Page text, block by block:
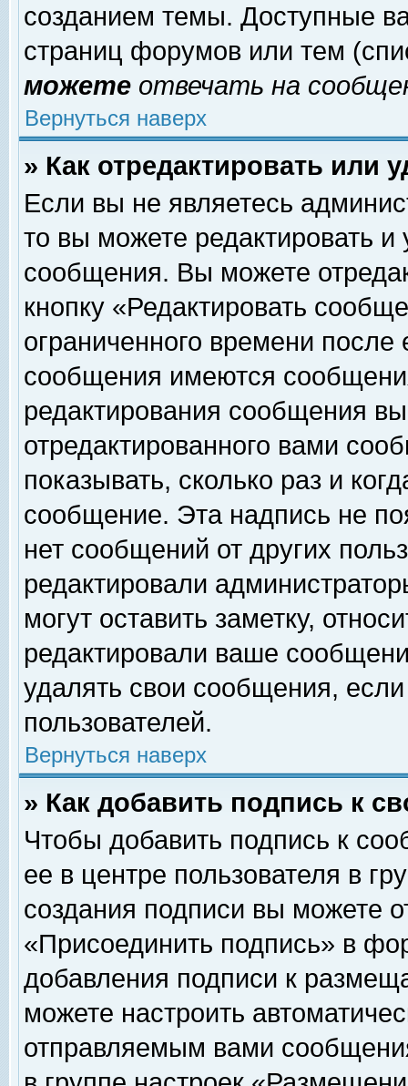
созданием темы. Доступные
страниц форумов или тем
можете отвечать на
Вернуться наверх
» Как отредактировать или
Если вы не являетесь
то вы можете редактировать и
сообщения. Вы можете
кнопку «Редактировать
ограниченного времени
сообщения имеются
редактирования сообщения
отредактированного вами
показывать, сколько раз и
сообщение. Эта надпись не
нет сообщений от других
редактировали
могут оставить заметку,
редактировали ваше
удалять свои сообщения,
пользователей.
Вернуться наверх
» Как добавить подпись к
Чтобы добавить подпись к
ее в центре пользователя в
создания подписи вы можете
«Присоединить подпись» в
добавления подписи к
можете настроить
отправляемым вами